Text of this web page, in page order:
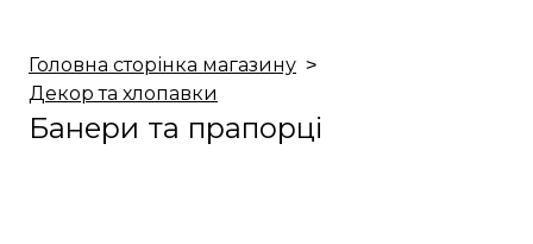
Головна сторінка магазину
Декор та хлопавки
Банери та прапорці